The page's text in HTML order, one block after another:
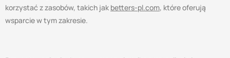
korzystać z zasobów, takich jak betters-pl.com, które oferują
wsparcie w tym zakresie.